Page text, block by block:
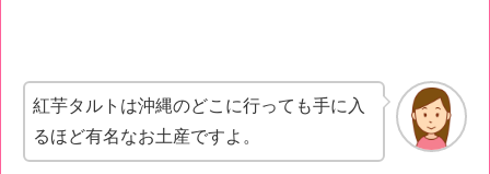
紅芋タルトは沖縄のどこに行っても手に入
るほど有名なお土産ですよ。